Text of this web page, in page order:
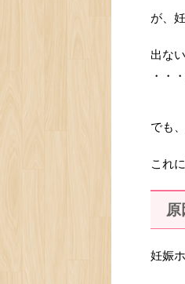
が、
出な
・・
でも
これ
妊娠